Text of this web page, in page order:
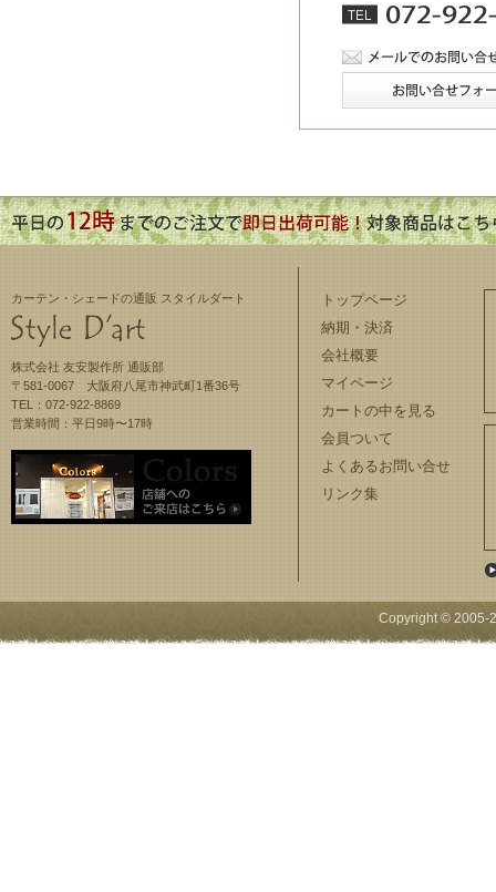
カーテン・シェードの通販 スタイルダート
株式会社 友安製作所 通販部
〒581-0067 大阪府八尾市神武町1番36号
TEL：072-922-8869
営業時間：平日9時〜17時
トップページ
納期・決済
会社概要
マイページ
カートの中を見る
会員ついて
よくあるお問い合せ
リンク集
Copyright © 2005-